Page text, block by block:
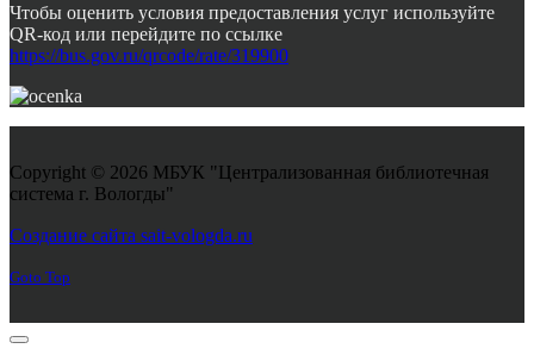
Чтобы оценить условия предоставления услуг используйте
QR-код или перейдите по ссылке
https://bus.gov.ru/qrcode/rate/319900
Copyright © 2026 МБУК "Централизованная библиотечная
система г. Вологды"
Создание сайта sait-vologda.ru
Goto Top